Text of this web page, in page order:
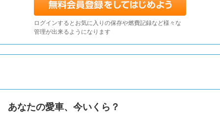
ログインするとお気に入りの保存や燃費記録など様々な
管理が出来るようになります
あなたの愛車、今いくら？